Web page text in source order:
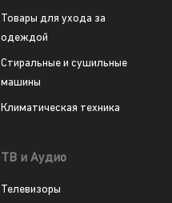
Товары для ухода за
одеждой
Стиральные и сушильные
машины
Климатическая техника
ТВ и Аудио
Телевизоры